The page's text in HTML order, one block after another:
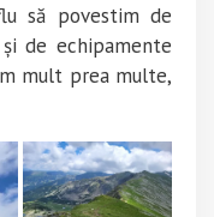
să povestim de
de echipamente
mult prea multe,